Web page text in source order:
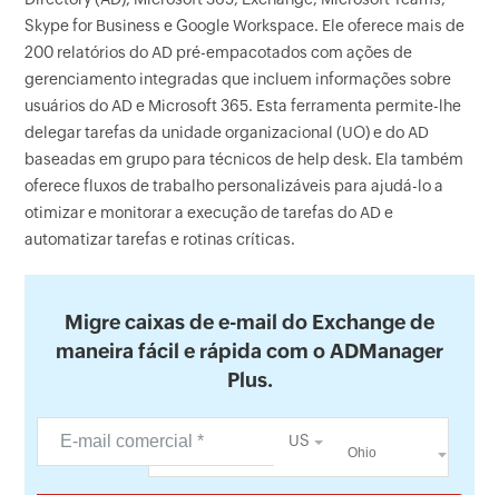
Skype for Business e Google Workspace. Ele oferece mais de
200 relatórios do AD pré-empacotados com ações de
gerenciamento integradas que incluem informações sobre
usuários do AD e Microsoft 365. Esta ferramenta permite-lhe
delegar tarefas da unidade organizacional (UO) e do AD
baseadas em grupo para técnicos de help desk. Ela também
oferece fluxos de trabalho personalizáveis para ajudá-lo a
otimizar e monitorar a execução de tarefas do AD e
automatizar tarefas e rotinas críticas.
Migre caixas de e-mail do Exchange de
maneira fácil e rápida com o ADManager
Plus.
US